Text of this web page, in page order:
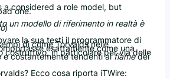
a considered a role model, but
one.
un modello di riferimento in realtà è
)
la sua testi il programmatore di
di come Torvalds nelle
esattamente come una
costruttivo, in particolare per via delle
e costantemente tendenti alflamedei
Ecco cosa riporta iTWire: